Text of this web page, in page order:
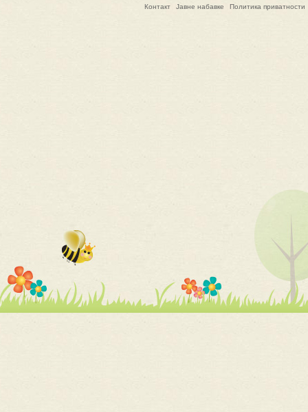
Политика приватности
Јавне набавке
Контакт